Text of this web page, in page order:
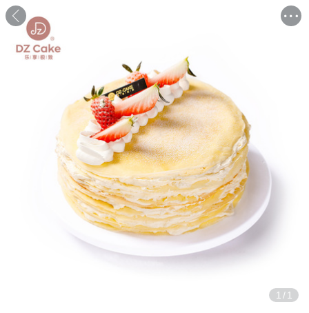
1 / 1